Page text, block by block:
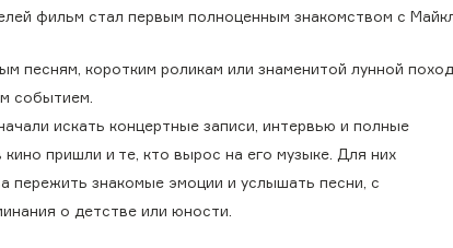
фильм стал первым полноценным знакомством с
песням, коротким роликам или знаменитой лунной
событием.
искать концертные записи, интервью и полные
пришли и те, кто вырос на его музыке. Для них
пережить знакомые эмоции и услышать песни, с
о детстве или юности.